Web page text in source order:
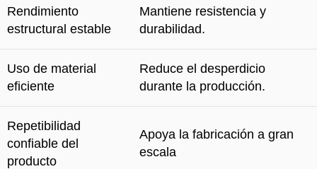
Rendimiento
estructural estable
Mantiene resistencia y
durabilidad.
Uso de material
eficiente
Reduce el desperdicio
durante la producción.
Repetibilidad
confiable del
producto
Apoya la fabricación a gran
escala